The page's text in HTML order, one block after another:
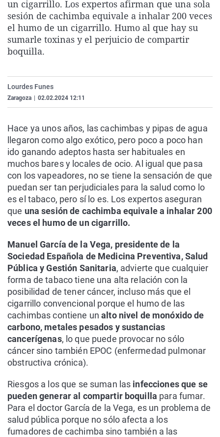
La rosa de los vientos
Gente viajera
Como el perro y el
Caso
Retornados
Equipo de
Extremadura
Galicia
La Rioja
País Vasco
Virales
Televisión
Elecciones
un cigarrillo. Los expertos afirman que una sola
sesión de cachimba equivale a inhalar 200 veces
el humo de un cigarrillo. Humo al que hay su
sumarle toxinas y el perjuicio de compartir
boquilla.
Lourdes Funes
Zaragoza 02.02.2024 12:11
Hace ya unos años, las cachimbas y pipas de agua
llegaron como algo exótico, pero poco a poco han
ido ganando adeptos hasta ser habituales en
muchos bares y locales de ocio. Al igual que pasa
con los vapeadores, no se tiene la sensación de que
puedan ser tan perjudiciales para la salud como lo
es el tabaco, pero sí lo es. Los expertos aseguran
que una sesión de cachimba equivale a inhalar 200
veces el humo de un cigarrillo.
Manuel García de la Vega, presidente de la
Sociedad Española de Medicina Preventiva, Salud
Pública y Gestión Sanitaria, advierte que cualquier
forma de tabaco tiene una alta relación con la
posibilidad de tener cáncer, incluso más que el
cigarrillo convencional porque el humo de las
cachimbas contiene unalto nivel de monóxido de
carbono, metales pesados y sustancias
cancerígenas, lo que puede provocar no sólo
cáncer sino también EPOC (enfermedad pulmonar
obstructiva crónica).
Riesgos a los que se suman las infecciones que se
pueden generar al compartir boquilla para fumar.
Para el doctor García de la Vega, es un problema de
salud pública porque no sólo afecta a los
fumadores de cachimba sino también a las